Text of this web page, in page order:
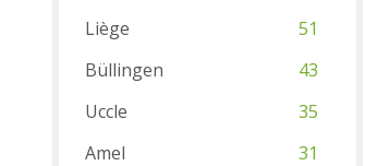
Liège
51
Büllingen
43
Uccle
35
Amel
31